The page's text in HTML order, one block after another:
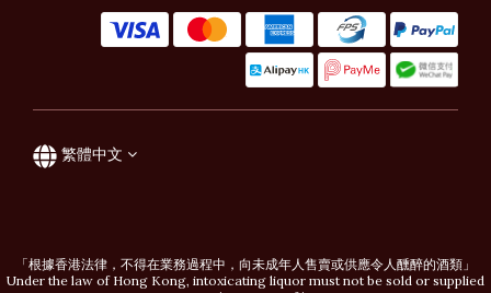
繁體中文
「根據香港法律，不得在業務過程中，向未成年人售賣或供應令人醺醉的酒類」
Under the law of Hong Kong, intoxicating liquor must not be sold or supplied